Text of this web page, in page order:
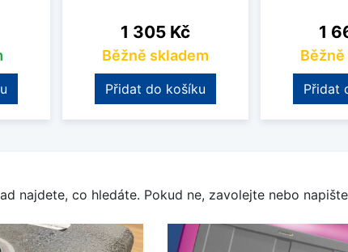
Cena
1 305 Kč
Běžně skladem
Přidat do košíku
1
Přidat
najdete, co hledáte. Pokud ne, zavolejte nebo